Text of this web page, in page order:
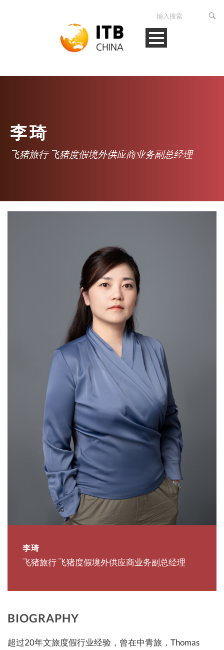
English
李琦
飞猪旅行 飞猪度假境外供应商业务副总经理
李琦
飞猪旅行 飞猪度假境外供应商业务副总经理
BIOGRAPHY
超过20年文旅度假行业经验，曾在中青旅，Thomas